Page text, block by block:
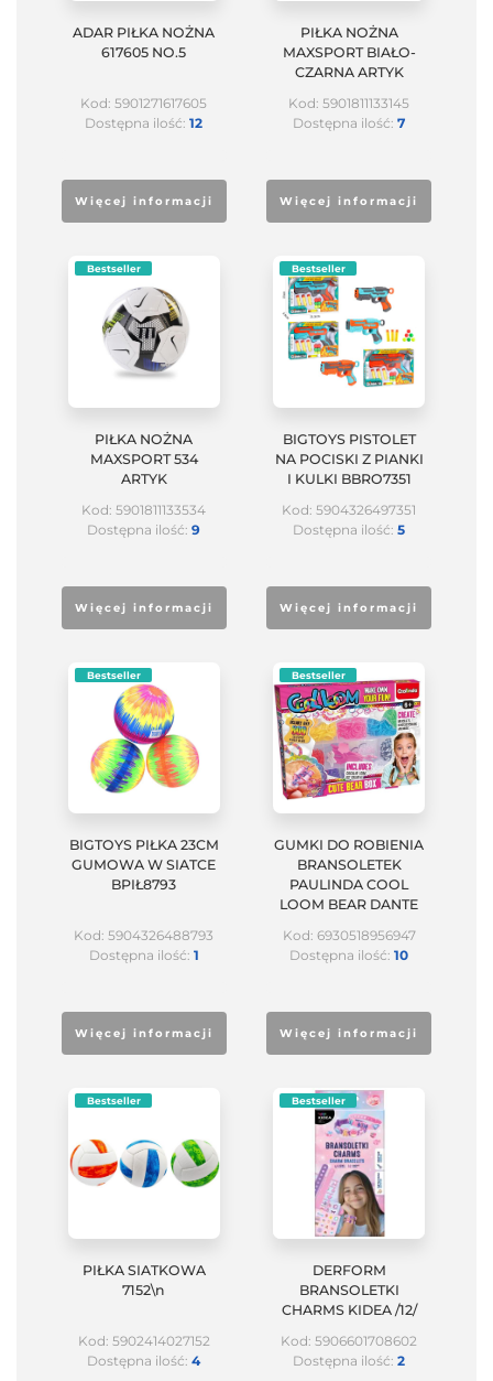
ADAR PIŁKA NOŻNA
617605 NO.5
Kod: 5901271617605
Dostępna ilość:12
Więcej informacji
PIŁKA NOŻNA
MAXSPORT BIAŁO-
CZARNA ARTYK
Kod: 5901811133145
Dostępna ilość:7
Więcej informacji
Bestseller
PIŁKA NOŻNA
MAXSPORT 534
ARTYK
Kod: 5901811133534
Dostępna ilość:9
Więcej informacji
Bestseller
BIGTOYS PISTOLET
NA POCISKI Z PIANKI
I KULKI BBRO7351
Kod: 5904326497351
Dostępna ilość:5
Więcej informacji
Bestseller
BIGTOYS PIŁKA 23CM
GUMOWA W SIATCE
BPIŁ8793
Kod: 5904326488793
Dostępna ilość: 1
Więcej informacji
Bestseller
GUMKI DO ROBIENIA
BRANSOLETEK
PAULINDA COOL
LOOM BEAR DANTE
Kod: 6930518956947
Dostępna ilość:10
Więcej informacji
Bestseller
PIŁKA SIATKOWA
7152\n
Kod: 5902414027152
Dostępna ilość:4
Bestseller
DERFORM
BRANSOLETKI
CHARMS KIDEA /12/
Kod: 5906601708602
Dostępna ilość:2